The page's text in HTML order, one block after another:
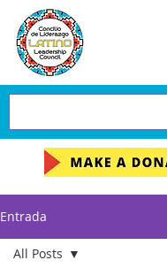
Entrada
All Posts